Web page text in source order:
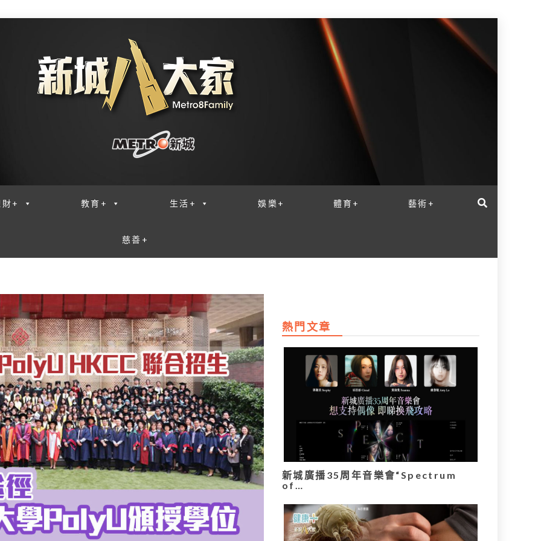
財+ 教育+ 生活+ 娛樂+ 體育+ 藝術+
慈善+
熱門文章
新城廣播35周年音樂會“Spectrum
of…